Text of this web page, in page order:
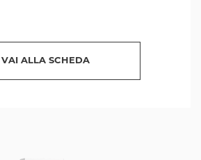
VAI ALLA SCHEDA